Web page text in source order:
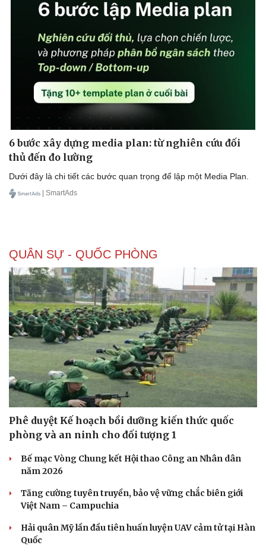
Doanh nghiệp
Thông tin doanh nghiệp
Doanh nghiệp 24h
Doanh nhân
Vì cộng đồng
Công nghệ
Sành điệu
Tin Công nghệ
Trải nghiệm
6 bước xây dựng media plan: từ nghiên cứu đối
thủ đến đo lường
Dưới đây là chi tiết các bước quan trọng để lập một Media Plan.
| SmartAds
QUÂN SỰ - QUỐC PHÒNG
Phê duyệt Kế hoạch bồi dưỡng kiến thức quốc
phòng và an ninh cho đối tượng 1
Bế mạc Vòng Chung kết Hội thao Công an Nhân dân
năm 2026
Tăng cường tuyên truyền, bảo vệ vững chắc biên giới
Việt Nam – Campuchia
Hải quân Mỹ lần đầu tiên huấn luyện UAV cảm tử tại Hàn
Quốc